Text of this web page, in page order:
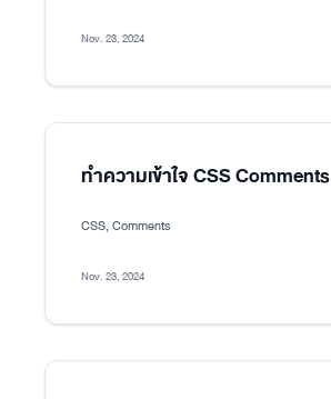
Nov. 23, 2024
ทำความเข้าใจ CSS Comments
CSS, Comments
Nov. 23, 2024